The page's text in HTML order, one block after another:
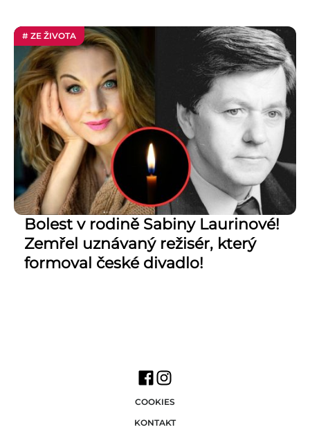
# ZE ŽIVOTA
Bolest v rodině Sabiny Laurinové!
Zemřel uznávaný režisér, který
formoval české divadlo!
COOKIES
KONTAKT